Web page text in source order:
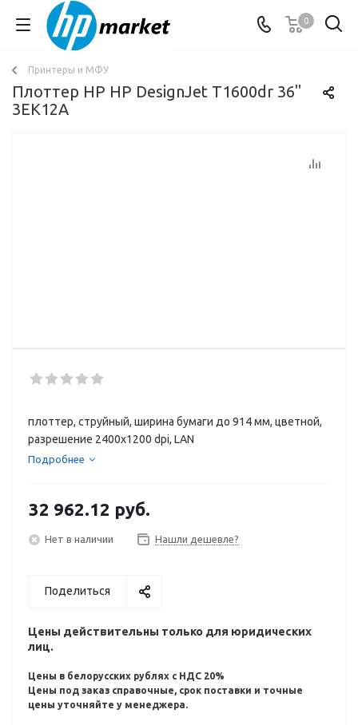
0
Принтеры и МФУ
Плоттер HP HP DesignJet T1600dr 36"
3EK12A
плоттер, струйный, ширина бумаги до 914 мм, цветной,
разрешение 2400x1200 dpi, LAN
Подробнее
32 962.12 руб.
Нет в наличии Нашли дешевле?
Поделиться
Цены действительны только для юридических
лиц.
Цены в белорусских рублях с НДС 20%
Цены под заказ справочные, срок поставки и точные
цены уточняйте у менеджера.